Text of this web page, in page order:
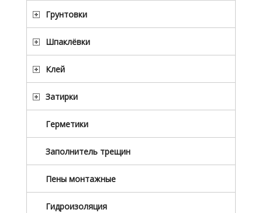
Грунтовки
Шпаклёвки
Клей
Затирки
Герметики
Заполнитель трещин
Пены монтажные
Гидроизоляция